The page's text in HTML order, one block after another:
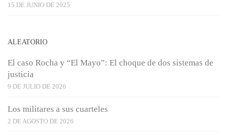
15 DE JUNIO DE 2025
ALEATORIO
El caso Rocha y “El Mayo”: El choque de dos sistemas de
justicia
9 DE JULIO DE 2026
Los militares a sus cuarteles
2 DE AGOSTO DE 2026